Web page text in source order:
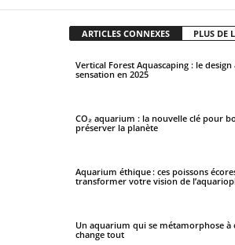
ARTICLES CONNEXES PLUS DE
Vertical Forest Aquascaping : le
sensation en 2025
CO₂ aquarium : la nouvelle clé pour
préserver la planète
Aquarium éthique : ces poissons
transformer votre vision de
Un aquarium qui se métamorphose à
change tout